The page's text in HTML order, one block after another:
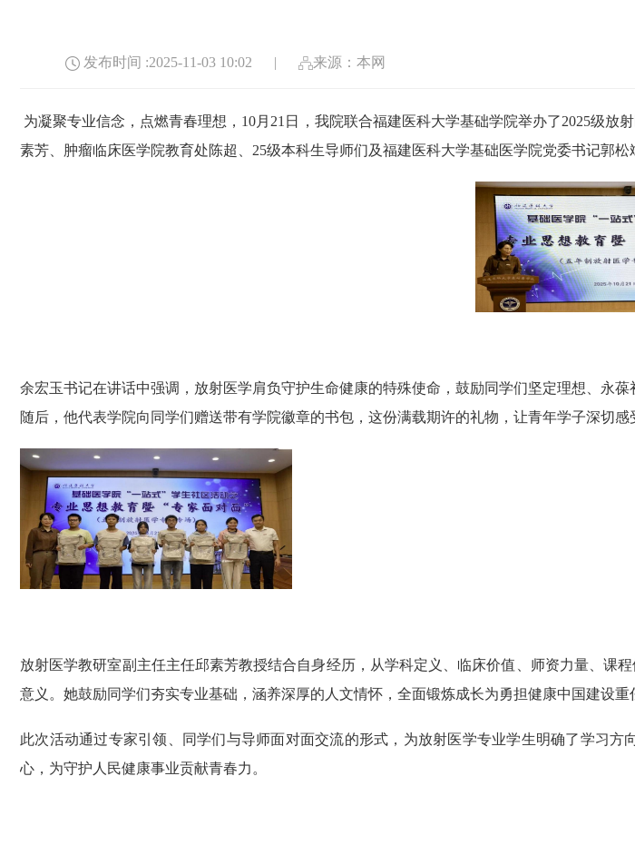
发布时间 :2025-11-03 10:02 | 来源：本网
为凝聚专业信念，点燃青春理想， 10月21日，我院联合福建医科大学基础学院举办了2025级放
素芳、肿瘤临床医学院教育处陈超、25级本科生导师们及福建医科大学基础医学院党委书记郭
余宏玉书记在讲话中强调，放射医学肩负守护生命健康的特殊使命，鼓励同学们坚定理想、永
随后，他代表学院向同学们赠送带有学院徽章的书包，这份满载期许的礼物，让青年学子深切感
放射医学教研室副主任主任邱素芳教授结合自身经历，从学科定义、临床价值、师资力量、课
意义。她鼓励同学们夯实专业基础，涵养深厚的人文情怀，全面锻炼成长为勇担健康中国建设重
此次活动通过专家引领、同学们与导师面对面交流的形式，为放射医学专业学生明确了学习
心，为守护人民健康事业贡献青春力 。